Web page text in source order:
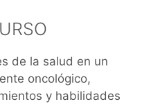
de la salud en un
oncológico,
y habilidades